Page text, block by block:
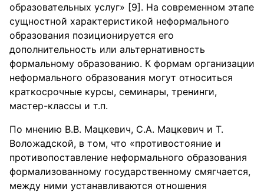
образовательных услуг» [9]. На современном этапе
сущностной характеристикой неформального
образования позиционируется его
дополнительность или альтернативность
формальному образованию. К формам организации
неформального образования могут относиться
краткосрочные курсы, семинары, тренинги,
мастер-классы и т.п.
По мнению В.В. Мацкевич, С.А. Мацкевич и Т.
Воложадской, в том, что «противостояние и
противопоставление неформального образования
формализованному государственному смягчается,
между ними устанавливаются отношения